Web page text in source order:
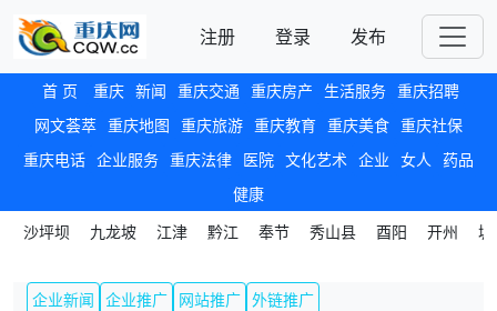
注册 登录 发布
首 页 重庆 新闻 重庆交通 重庆房产 生活服务 重庆招聘
网文荟萃 重庆地图 重庆旅游 重庆教育 重庆美食 重庆社保
重庆电话 企业服务 重庆法律 医院 文化艺术 企业 女人 药品
健康
沙坪坝
九龙坡 江津 黔江 奉节 秀山县 酉阳 开州
企业新闻 企业推广 网站推广 外链推广